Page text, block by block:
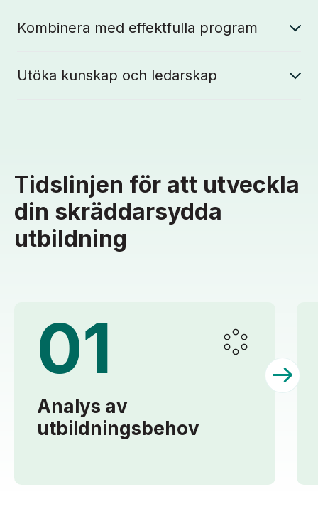
Kombinera med effektfulla program
Compliance Certification
Capital
Markets
Academys
Utöka kunskap och ledarskap
Tidslinjen för att utveckla
din skräddarsydda
utbildning
01
Analys av
utbildningsbehov